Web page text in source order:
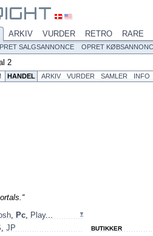
ARKIV VURDER RETRO RARE
SALGSANNONCE OPRET
2
HANDEL ARKIV VURDER SAMLER INFO
, Pc, Play...
, JP BUTIKKER